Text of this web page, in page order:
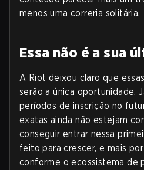
menos uma correria solitária.
Essa não é a sua
A Riot deixou claro que
serão a única oportunidade.
períodos de inscrição no
exatas ainda não estejam
conseguir entrar nessa
feito para crescer, e mais
conforme o ecossistema de